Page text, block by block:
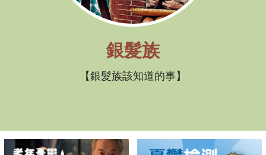
銀髮族
銀髮族該知道的事